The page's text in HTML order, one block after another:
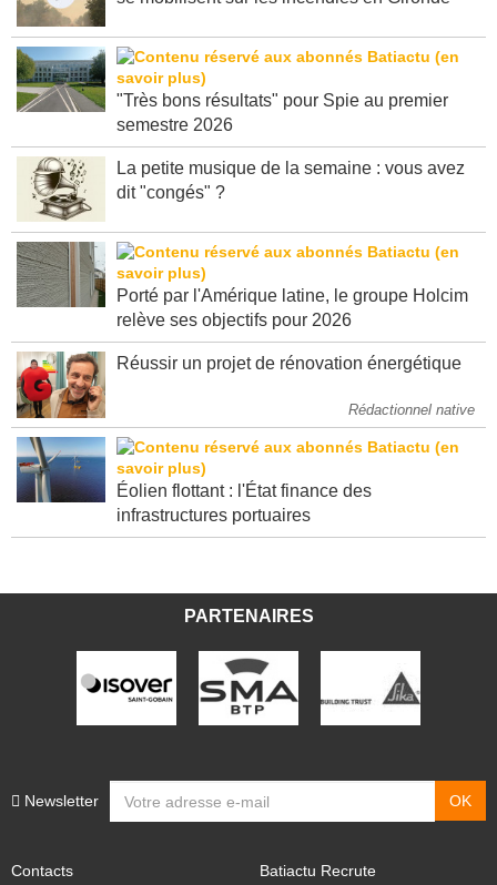
"Très bons résultats" pour Spie au premier
semestre 2026
La petite musique de la semaine : vous avez
dit "congés" ?
Porté par l'Amérique latine, le groupe Holcim
relève ses objectifs pour 2026
Réussir un projet de rénovation énergétique
Rédactionnel native
Éolien flottant : l'État finance des
infrastructures portuaires
PARTENAIRES
Newsletter
Contacts Batiactu Recrute